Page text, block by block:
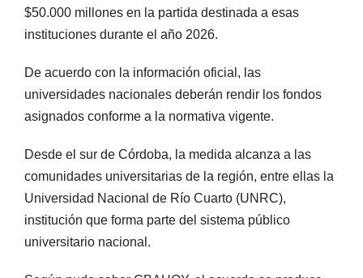
$50.000 millones en la partida destinada a esas
instituciones durante el año 2026.
De acuerdo con la información oficial, las
universidades nacionales deberán rendir los fondos
asignados conforme a la normativa vigente.
Desde el sur de Córdoba, la medida alcanza a las
comunidades universitarias de la región, entre ellas la
Universidad Nacional de Río Cuarto (UNRC),
institución que forma parte del sistema público
universitario nacional.